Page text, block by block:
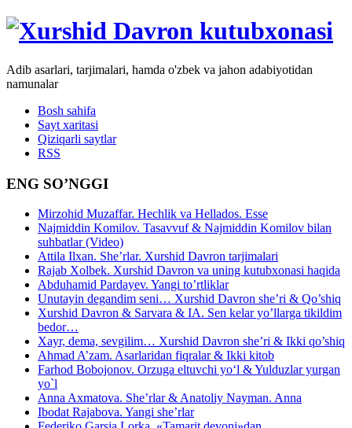
Adib asarlari, tarjimalari, hamda o'zbek va jahon adabiyotidan
namunalar
Bosh sahifa
Sayt xaritasi
Qiziqarli saytlar
RSS
ENG SO’NGGI
Mirzohid Muzaffar. Hechlik va Hellados. Esse
Najmiddin Komilov. Tasavvuf & Najmiddin Komilov bilan
suhbatlar (Video)
Attila Ilxan. She’rlar. Xurshid Davron tarjimalari
Rajab Xolbek. Xurshid Davron va uning kutubxonasi haqida
Abduhamid Pardayev. Yangi to’rtliklar
Unutayin degandim seni… Xurshid Davron she’ri & Qo’shiq
Xurshid Davron & Sarvara & IA. Sen kelar yo’llarga tikildim
bedor…
Xayr, dema, sevgilim… Xurshid Davron she’ri & Ikki qo’shiq
Ahmad A’zam. Asarlaridan fiqralar & Ikki kitob
Farhod Bobojonov. Orzuga eltuvchi yo‘l & Yulduzlar yurgan
yo`l
Anna Axmatova. She’rlar & Anatoliy Nayman. Anna
Ibodat Rajabova. Yangi she’rlar